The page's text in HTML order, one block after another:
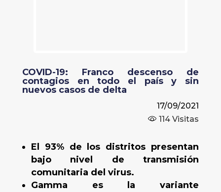
COVID-19: Franco descenso de
contagios en todo el país y sin
nuevos casos de delta
17/09/2021
114 Visitas
El 93% de los distritos presentan
bajo nivel de transmisión
comunitaria del virus.
Gamma es la variante